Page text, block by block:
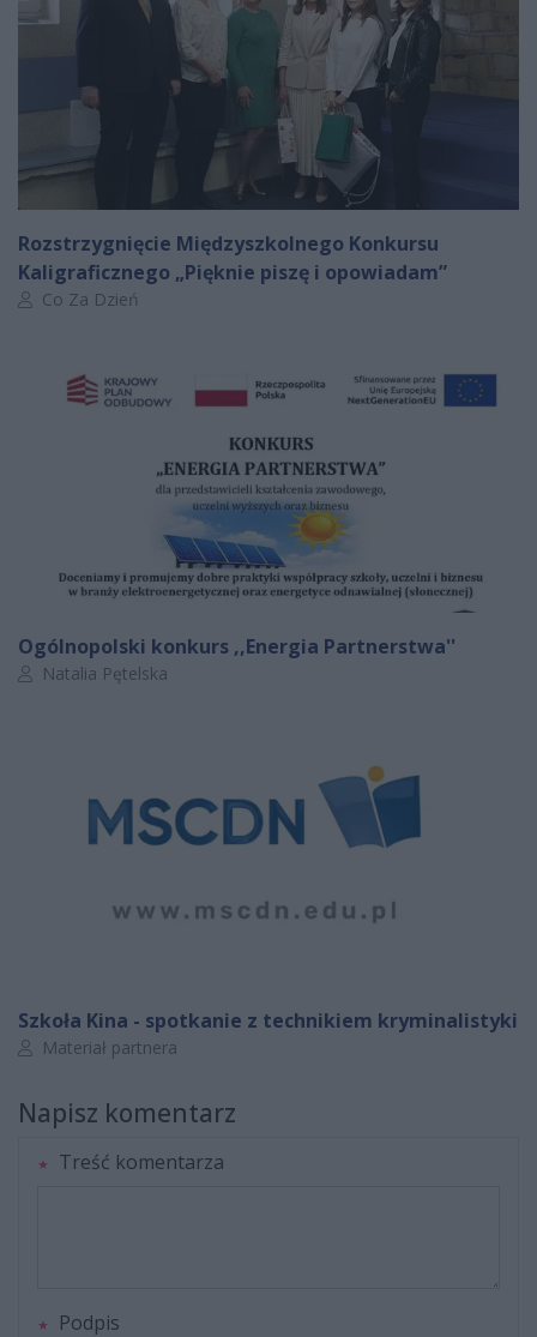
Rozstrzygnięcie Międzyszkolnego Konkursu
Kaligraficznego „Pięknie piszę i opowiadam”
Autor artykułu:
Co Za Dzień
Ogólnopolski konkurs ,,Energia Partnerstwa''
Autor artykułu:
Natalia Pętelska
Szkoła Kina - spotkanie z technikiem kryminalistyki
Autor artykułu:
Materiał partnera
Napisz komentarz
Treść komentarza
Podpis